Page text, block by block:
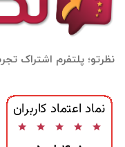
نظرتو؛ پلتفرم اشتراک